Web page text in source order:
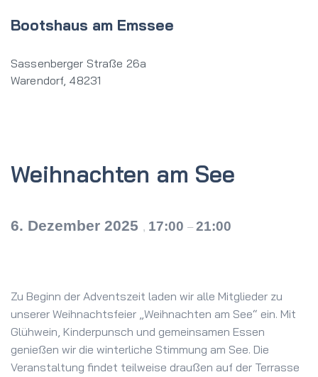
Bootshaus am Emssee
Sassenberger Straße 26a
Warendorf, 48231
Weihnachten am See
6. Dezember 2025 , 17:00 – 21:00
Zu Beginn der Adventszeit laden wir alle Mitglieder zu
unserer Weihnachtsfeier „Weihnachten am See“ ein. Mit
Glühwein, Kinderpunsch und gemeinsamen Essen
genießen wir die winterliche Stimmung am See. Die
Veranstaltung findet teilweise draußen auf der Terrasse